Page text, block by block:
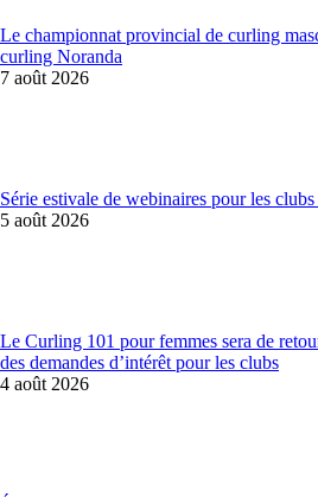
Le championnat provincial de curling
curling Noranda
7 août 2026
Série estivale de webinaires pour les
5 août 2026
Le Curling 101 pour femmes sera de
des demandes d’intérêt pour les clubs
4 août 2026